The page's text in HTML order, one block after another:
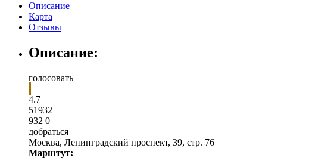
Описание
Карта
Отзывы
Описание:
голосовать
4.7
51932
932 0
добраться
Москва, Ленинградский проспект, 39, стр. 76
Марштут: